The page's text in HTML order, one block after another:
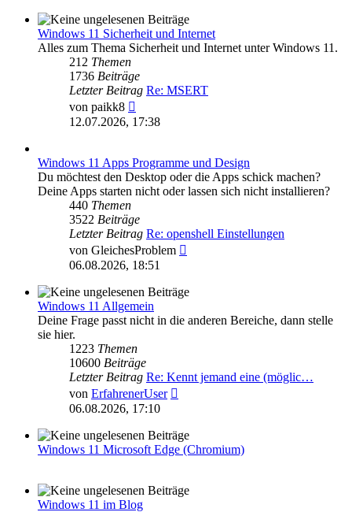
Windows 11 Sicherheit und Internet
Alles zum Thema Sicherheit und Internet unter Windows 11.
212 Themen
1736 Beiträge
Letzter Beitrag Re: MSERT
von paikk8
Beitrag
12.07.2026, 17:38
Windows 11 Apps Programme und Design
Du möchtest den Desktop oder die Apps schick machen?
Deine Apps starten nicht oder lassen sich nicht installieren?
440 Themen
3522 Beiträge
Letzter Beitrag Re: openshell Einstellungen
von GleichesProblem
06.08.2026, 18:51
Windows 11 Allgemein
Deine Frage passt nicht in die anderen Bereiche, dann stelle
sie hier.
1223 Themen
10600 Beiträge
Letzter Beitrag Re: Kennt jemand eine (möglic…
von ErfahrenerUser
06.08.2026, 17:10
Windows 11 Microsoft Edge (Chromium)
Windows 11 im Blog